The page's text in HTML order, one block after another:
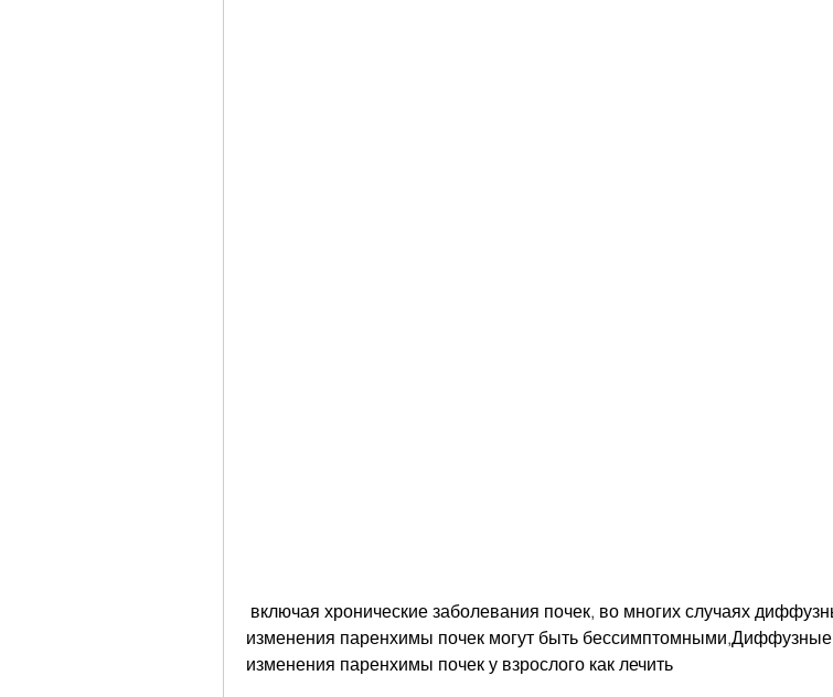
изменения паренхимы почек могут быть бессимптомными,Диффузные
изменения паренхимы почек у взрослого как лечить